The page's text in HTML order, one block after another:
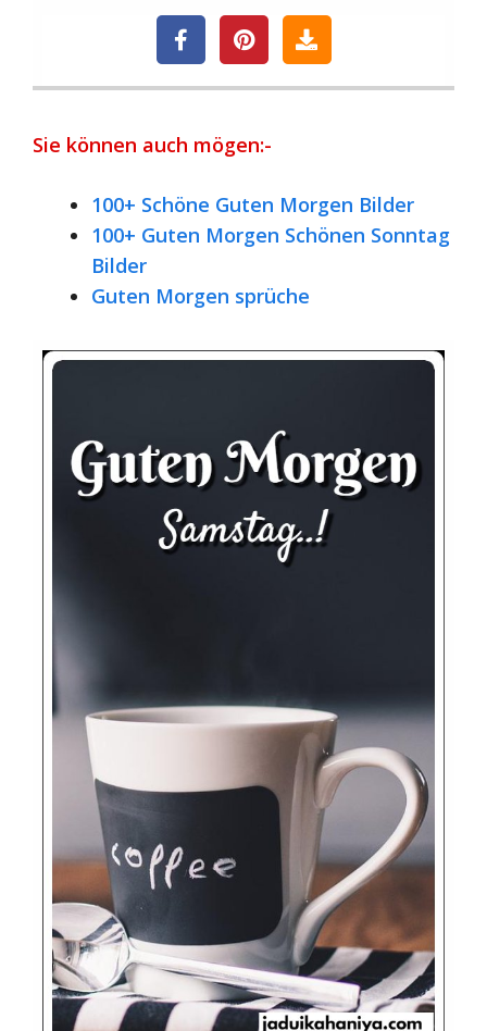
Sie können auch mögen:-
100+ Schöne Guten Morgen Bilder
100+ Guten Morgen Schönen Sonntag
Bilder
Guten Morgen sprüche